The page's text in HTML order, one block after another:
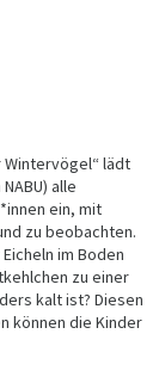
Wintervögel“ lädt
alle
ein, mit
zu beobachten.
im Boden
zu einer
kalt ist? Diesen
können die Kinder